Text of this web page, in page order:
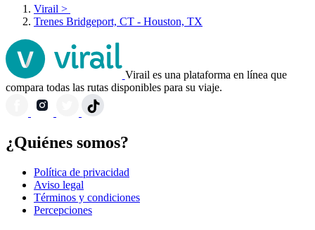
Virail >
Trenes Bridgeport, CT - Houston, TX
Virail es una plataforma en línea que
compara todas las rutas disponibles para su viaje.
¿Quiénes somos?
Política de privacidad
Aviso legal
Términos y condiciones
Percepciones